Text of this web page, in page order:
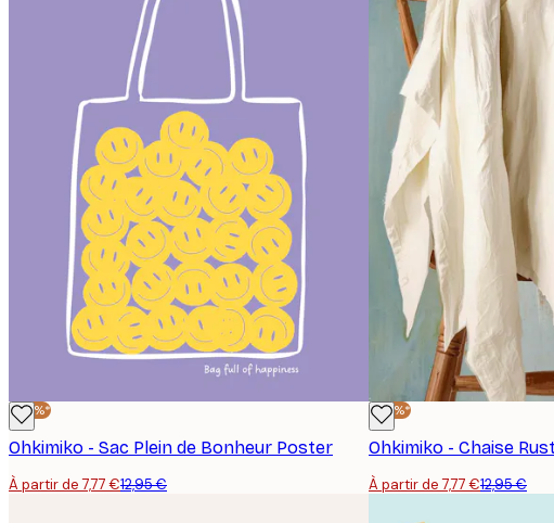
-40%*
Ohkimiko - Sac Plein de Bonheur Poster
À partir de 7,77 €12,95 €
-40%*
À partir de 7,77 €12,95 €